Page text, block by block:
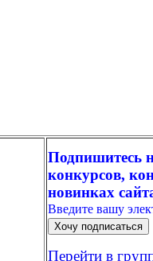
Подпишитесь
конкурсов,
новинках
Введите вашу
Перейти в